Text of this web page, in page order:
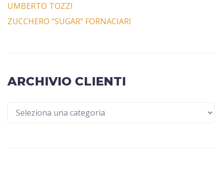
UMBERTO TOZZI
ZUCCHERO “SUGAR” FORNACIARI
ARCHIVIO CLIENTI